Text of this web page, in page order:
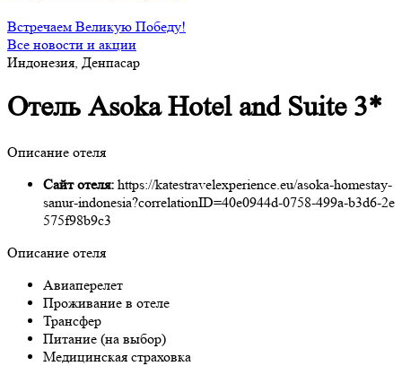
Встречаем Великую Победу!
Все новости и акции
Индонезия, Денпасар
Отель Asoka Hotel and Suite 3*
Описание отеля
Сайт отеля: https://katestravelexperience.eu/asoka-homestay-
sanur-indonesia?correlationID=40e0944d-0758-499a-b3d6-2e
575f98b9c3
Описание отеля
Авиаперелет
Проживание в отеле
Трансфер
Питание (на выбор)
Медицинская страховка